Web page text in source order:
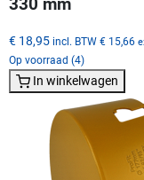
330 mm
€ 18,95 incl. BTW € 15,66
Op voorraad (4)
In winkelwagen